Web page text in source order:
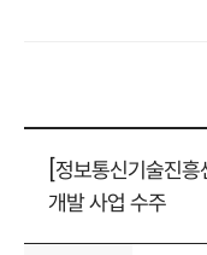
[정보통신기술진
개발 사업 수주